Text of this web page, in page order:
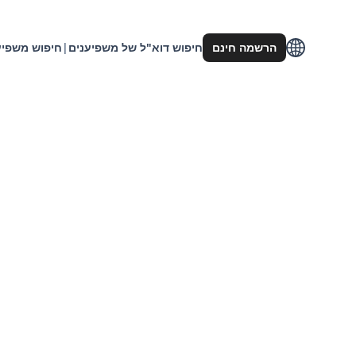
חיפוש | חיפוש דוא"ל של משפיענים הרשמה חינם